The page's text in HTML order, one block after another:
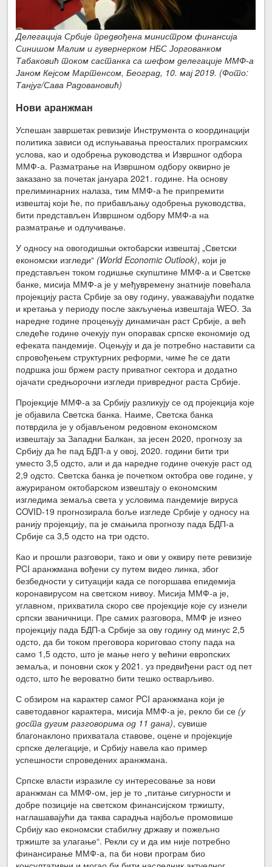
Делегација Србије предвођена министром финансија
Синишом Малим и гувернерком НБС Јоргованком
Табаковић током састанка са шефом делегације ММФ-а
Јаном Кејсом Мартенсом, Београд, 10. мај 2019. (Фото:
Танјуг/Сава Радовановић)
Нови аранжман
Успешан завршетак ревизије Инструмента о координацији
политика зависи од испуњавања преосталих програмских
услова, као и одобрења руководства и Извршног одбора
ММФ-а. Разматрање на Извршном одбору оквирно је
заказано за почетак јануара 2021. године. На основу
прелиминарних налаза, тим ММФ-а ће припремити
извештај који ће, по прибављању одобрења руководства,
бити представљен Извршном одбору ММФ-а на
разматрање и одлучивање.
У односу на овогодишњи октобарски извештај „Светски
економски изгледи“ (World Economic Outlook), који је
представљен током годишње скупштине ММФ-а и Светске
банке, мисија ММФ-а је у међувремену знатније повећала
пројекцију раста Србије за ову годину, уважавајући податке
и кретања у периоду после закључења извештаја WEO. За
наредне године процењују динамичан раст Србије, а већ
следеће године очекују пун опоравак српске економије од
ефеката пандемије. Оцењују и да је потребно наставити са
спровођењем структурних реформи, чиме ће се дати
подршка још бржем расту приватног сектора и додатно
ојачати средњорочни изгледи привредног раста Србије.
Пројекције ММФ-а за Србију разликују се од пројекција које
је објавила Светска банка. Наиме, Светска банка
потврдила је у објављеном редовном економском
извештају за Западни Балкан, за јесен 2020, прогнозу за
Србију да ће пад БДП-а у овој, 2020. години бити три
уместо 3,5 одсто, али и да наредне године очекује раст од
2,9 одсто. Светска банка је почетком октобра ове године, у
ажурираном октобарском извештају о економским
изгледима земаља света у условима пандемије вируса
COVID-19 прогнозирала боље изгледе Србије у односу на
ранију пројекцију, па је смањила прогнозу пада БДП-а
Србије са 3,5 одсто на три одсто.
Као и прошли разговори, тако и ови у оквиру пете ревизије
PCI аранжмана вођени су путем видео линка, због
безбедности у ситуацији када се погоршава епидемија
коронавирусом на светском нивоу. Мисија ММФ-а је,
углавном, прихватила скоро све пројекције које су изнели
српски званичници. Пре самих разговора, ММФ је изнео
пројекцију пада БДП-а Србије за ову годину од минус 2,5
одсто, да би током преговора кориговао стопу пада на
само 1,5 одсто, што је мање него у већини европских
земаља, и поновни скок у 2021. уз предвиђени раст од пет
одсто, што ће вероватно бити тешко остварљиво.
С обзиром на карактер самог PCI аранжмана који је
саветодавног карактера, мисија ММФ-а је, рекло би се (у
доста дугим разговорима од 11 дана), сувише
благонаклоно прихватала ставове, оцене и пројекције
српске делегације, и Србију навела као пример
успешности спроведених аранжмана.
Српске власти изразиле су интересовање за нови
аранжман са ММФ-ом, јер је то „питање сигурности и
добре позиције на светском финансијском тржишту,
наглашавајући да таква сарадња најбоље промовише
Србију као економски стабилну државу и пожељно
тржиште за улагање“. Рекли су и да им није потребно
финансирање ММФ-а, па би нови програм био